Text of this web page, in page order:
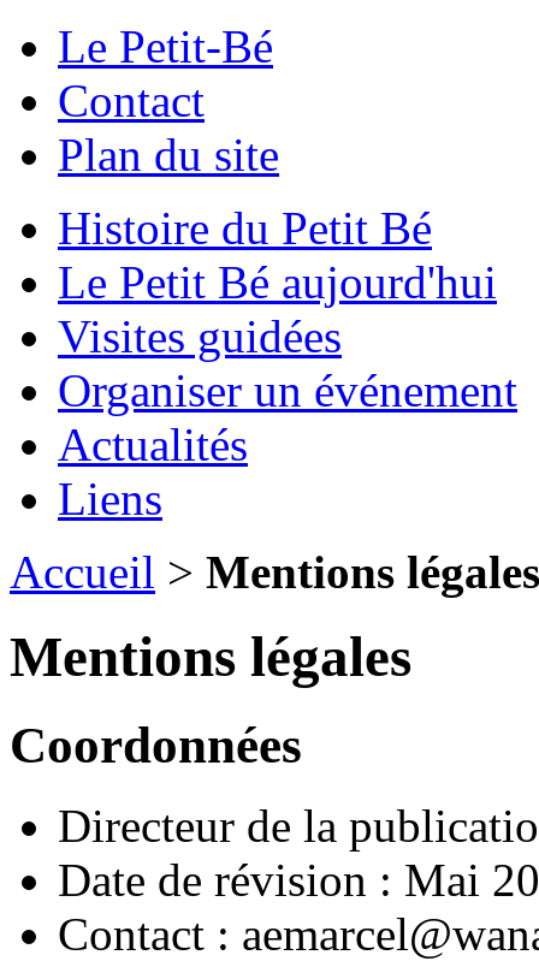
Le Petit-Bé
Contact
Plan du site
Histoire du Petit Bé
Le Petit Bé aujourd'hui
Visites guidées
Organiser un événement
Actualités
Liens
Accueil > Mentions légales
Mentions légales
Coordonnées
Directeur de la
Date de révision : Mai
Contact :